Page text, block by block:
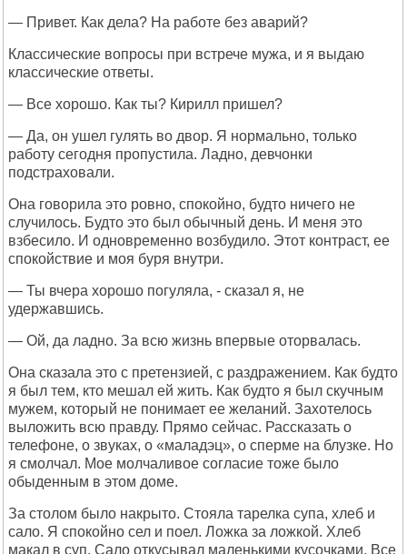
— Привет. Как дела? На работе без аварий?
Классические вопросы при встрече мужа, и я выдаю
классические ответы.
— Все хорошо. Как ты? Кирилл пришел?
— Да, он ушел гулять во двор. Я нормально, только
работу сегодня пропустила. Ладно, девчонки
подстраховали.
Она говорила это ровно, спокойно, будто ничего не
случилось. Будто это был обычный день. И меня это
взбесило. И одновременно возбудило. Этот контраст, ее
спокойствие и моя буря внутри.
— Ты вчера хорошо погуляла, - сказал я, не
удержавшись.
— Ой, да ладно. За всю жизнь впервые оторвалась.
Она сказала это с претензией, с раздражением. Как будто
я был тем, кто мешал ей жить. Как будто я был скучным
мужем, который не понимает ее желаний. Захотелось
выложить всю правду. Прямо сейчас. Рассказать о
телефоне, о звуках, о «маладэц», о сперме на блузке. Но
я смолчал. Мое молчаливое согласие тоже было
обыденным в этом доме.
За столом было накрыто. Стояла тарелка супа, хлеб и
сало. Я спокойно сел и поел. Ложка за ложкой. Хлеб
макал в суп. Сало откусывал маленькими кусочками. Все